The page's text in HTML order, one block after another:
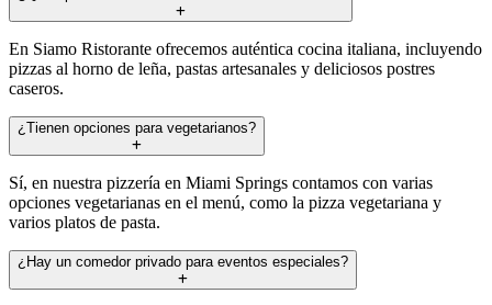
En Siamo Ristorante ofrecemos auténtica cocina italiana, incluyendo
pizzas al horno de leña, pastas artesanales y deliciosos postres
caseros.
¿Tienen opciones para vegetarianos?
Sí, en nuestra pizzería en Miami Springs contamos con varias
opciones vegetarianas en el menú, como la pizza vegetariana y
varios platos de pasta.
¿Hay un comedor privado para eventos especiales?